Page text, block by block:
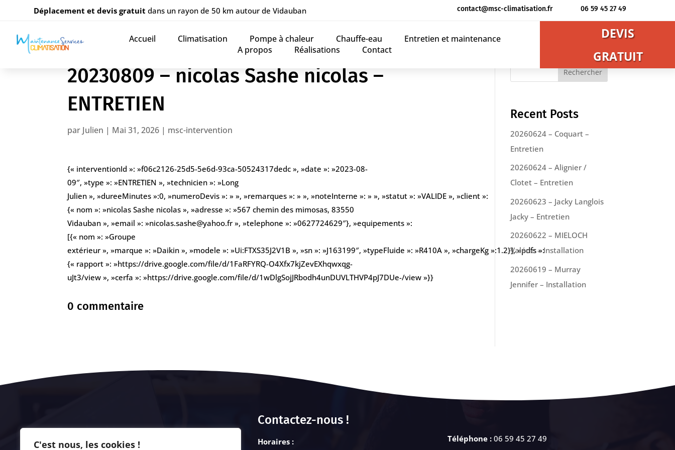
C'est nous, les cookies !
Déplacement et devis gratuitdans un rayon de 50 km autour de Vidauban contact@msc-climatisation.fr 06 59 45 27 49
Accueil Climatisation Pompe à chaleur Chauffe-eau
Entretien et maintenance
A propos
Réalisations Contact
DEVIS
GRATUIT
20230809 – nicolas Sashe nicolas –
ENTRETIEN
par Julien | Mai 31, 2026 | msc-intervention
{« interventionId »: »f06c2126-25d5-5e6d-93ca-50524317dedc », »date »: »2023-08-
09″, »type »: »ENTRETIEN », »technicien »: »Long
Julien », »dureeMinutes »:0, »numeroDevis »: » », »remarques »: » », »noteInterne »: » », »statut »: »VALIDE », »client »:
{« nom »: »nicolas Sashe nicolas », »adresse »: »567 chemin des mimosas, 83550
Vidauban », »email »: »nicolas.sashe@yahoo.fr », »telephone »: »0627724629″}, »equipements »:
[{« nom »: »Groupe
extérieur », »marque »: »Daikin », »modele »: »Ui:FTXS35J2V1B », »sn »: »J163199″, »typeFluide »: »R410A », »chargeKg »:1.2}], »pdfs »:
{« rapport »: »https://drive.google.com/file/d/1FaRFYRQ-O4Xfx7kjZevEXhqwxqg-
uJt3/view », »cerfa »: »https://drive.google.com/file/d/1wDlgSojJRbodh4unDUVLTHVP4pJ7DUe-/view »}}
0 commentaire
Rechercher
Recent Posts
20260624 – Coquart –
Entretien
20260624 – Alignier /
Clotet – Entretien
20260623 – Jacky Langlois
Jacky – Entretien
20260622 – MIELOCH
Valérie – Installation
20260619 – Murray
Jennifer – Installation
Contactez-nous !
Horaires : Téléphone : 06 59 45 27 49